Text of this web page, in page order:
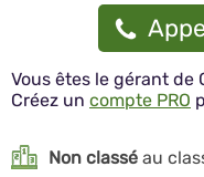
Vous êtes le gérant de
Créez un compte PRO
Non classé au